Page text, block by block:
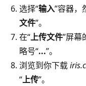
选择“输入”容器，
文件”。
在“上传文件”屏幕
略号“...”。
浏览到你下载
“上传”。